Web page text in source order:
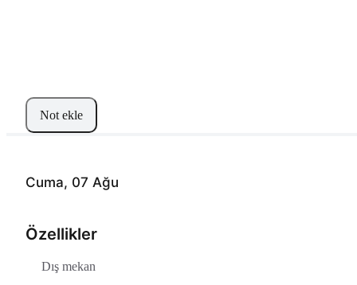
Cuma, 07 Ağu
Özellikler
Dış mekan
Not ekle